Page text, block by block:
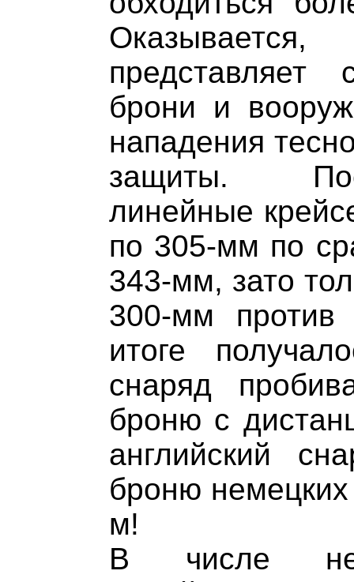
представляет
брони и
нападения
защиты.
линейные
по 305-мм по
343-мм, зато
300-мм против
итоге
снаряд
броню с
английский
броню
м!
В числе